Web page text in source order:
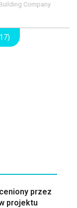
Company.
przez
projektu